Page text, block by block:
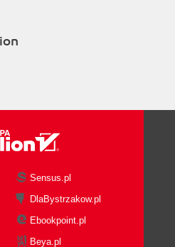
Sensus.pl
DlaBystrzakow.pl
Ebookpoint.pl
Beya.pl